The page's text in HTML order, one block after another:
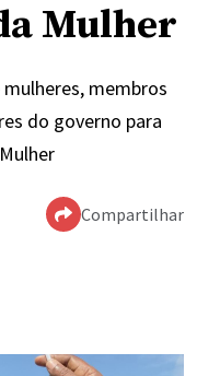
Mulher
membros
do governo para
Compartilhar